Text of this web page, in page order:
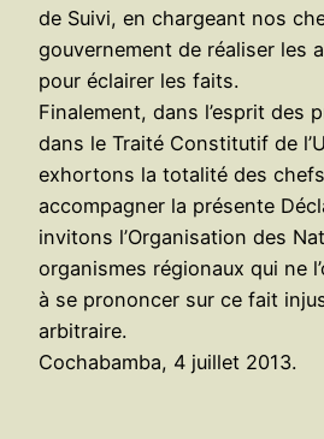
de Suivi, en chargeant nos
gouvernement de réaliser les
pour éclairer les faits.
Finalement, dans l’esprit des
dans le Traité Constitutif de
exhortons la totalité des chefs
accompagner la présente
invitons l’Organisation des
organismes régionaux qui ne
à se prononcer sur ce fait
arbitraire.
Cochabamba, 4 juillet 2013.